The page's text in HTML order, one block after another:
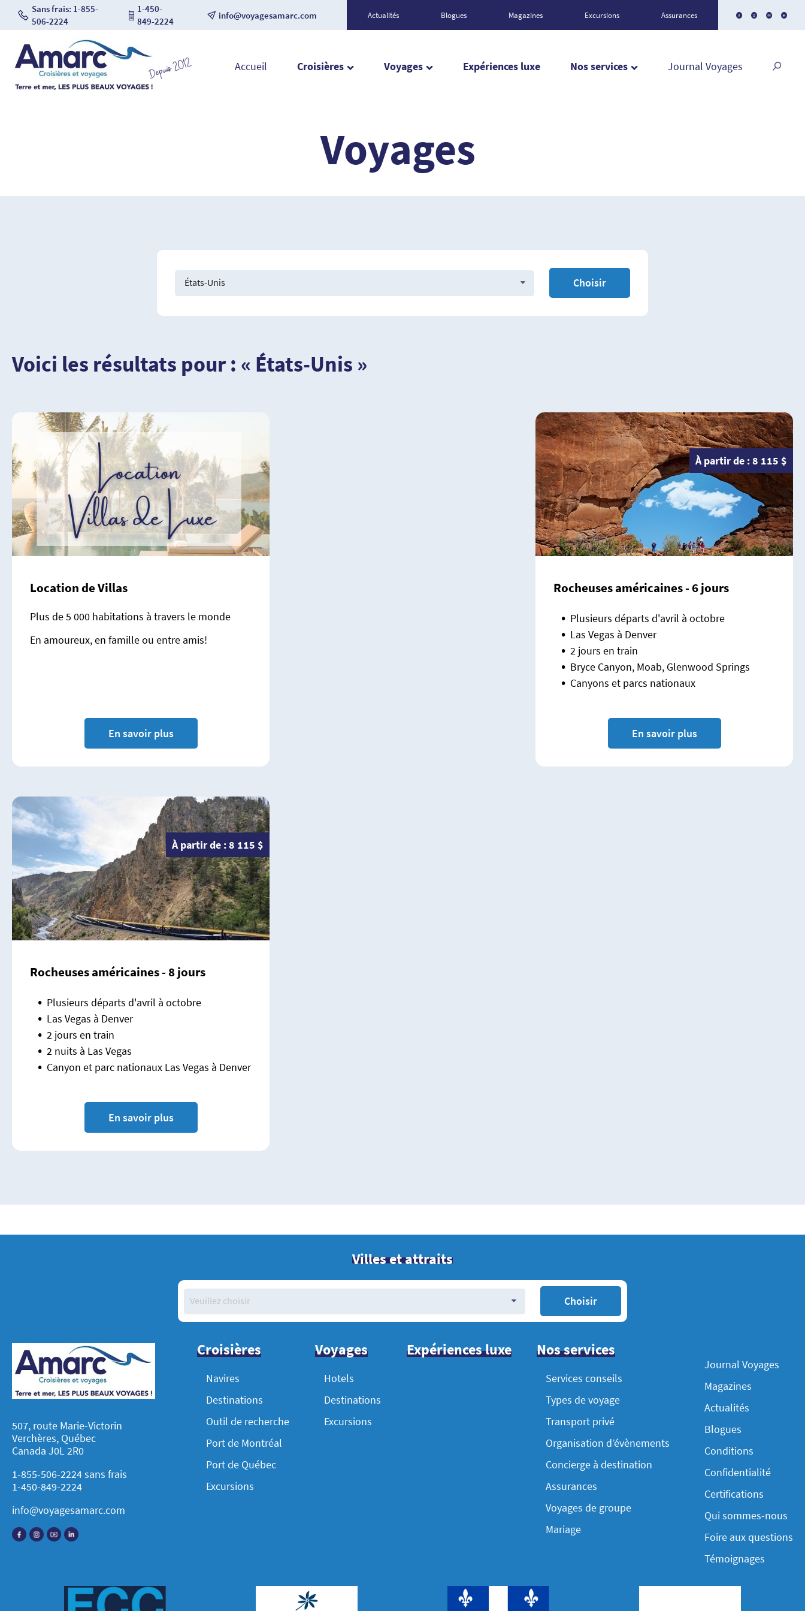
Sans frais: 1-855-
506-2224
1-450-
849-2224
info@voyagesamarc.com Actualités Blogues Magazines Excursions Assurances
Accueil Croisières Voyages Expériences luxe Nos services Journal Voyages
Voyages
États-Unis
Voici les résultats pour : « États-Unis »
Location de Villas
Plus de 5 000 habitations à travers le monde
En amoureux, en famille ou entre amis!
En savoir plus
À partir de : 8 115 $
Rocheuses américaines - 6 jours
Plusieurs départs d'avril à octobre
Las Vegas à Denver
2 jours en train
Bryce Canyon, Moab, Glenwood Springs
Canyons et parcs nationaux
En savoir plus
À partir de : 8 115 $
Rocheuses américaines - 8 jours
Plusieurs départs d'avril à octobre
Las Vegas à Denver
2 jours en train
2 nuits à Las Vegas
Canyon et parc nationaux Las Vegas à Denver
En savoir plus
Villes et attraits
Veuillez choisir
507, route Marie-Victorin
Verchères, Québec
Canada J0L 2R0
1-855-506-2224 sans frais
1-450-849-2224
info@voyagesamarc.com
Croisières
Navires
Destinations
Outil de recherche
Port de Montréal
Port de Québec
Excursions
Voyages
Hotels
Destinations
Excursions
Expériences luxe Nos services
Services conseils
Types de voyage
Transport privé
Organisation d’évènements
Concierge à destination
Assurances
Voyages de groupe
Mariage
Journal Voyages
Magazines
Actualités
Blogues
Conditions
Confidentialité
Certifications
Qui sommes-nous
Foire aux questions
Témoignages